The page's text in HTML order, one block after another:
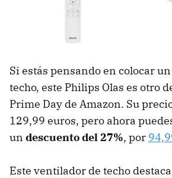
Si estás pensando en colocar
techo, este Philips Olas es otro
Prime Day de Amazon. Su
129,99 euros, pero ahora
un descuento del 27%, por
Este ventilador de techo